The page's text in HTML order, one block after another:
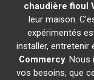
chaudière fioul
leur maison.
expérimentés
installer, entretenir
Commercy. Nous
vos besoins, que